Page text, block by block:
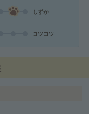
しずか
コツコツ